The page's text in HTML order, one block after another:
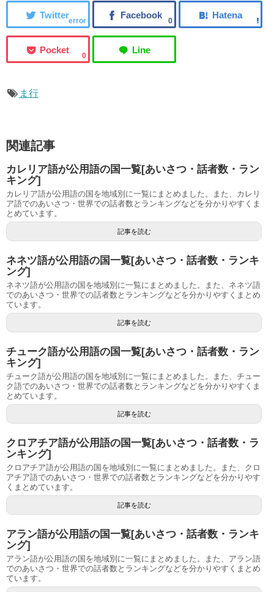
error 0
0
ま行
関連記事
カレリア語が公用語の国一覧[あいさつ・話者数・ラン
キング]
カレリア語が公用語の国を地域別に一覧にまとめました。また、カレリ
ア語でのあいさつ・世界での話者数とランキングなどを分かりやすくま
とめています。
記事を読む
ネネツ語が公用語の国一覧[あいさつ・話者数・ランキ
ング]
ネネツ語が公用語の国を地域別に一覧にまとめました。また、ネネツ語
でのあいさつ・世界での話者数とランキングなどを分かりやすくまとめ
ています。
記事を読む
チューク語が公用語の国一覧[あいさつ・話者数・ラン
キング]
チューク語が公用語の国を地域別に一覧にまとめました。また、チュー
ク語でのあいさつ・世界での話者数とランキングなどを分かりやすくま
とめています。
記事を読む
クロアチア語が公用語の国一覧[あいさつ・話者数・ラ
ンキング]
クロアチア語が公用語の国を地域別に一覧にまとめました。また、クロ
アチア語でのあいさつ・世界での話者数とランキングなどを分かりやす
くまとめています。
記事を読む
アラン語が公用語の国一覧[あいさつ・話者数・ランキ
ング]
アラン語が公用語の国を地域別に一覧にまとめました。また、アラン語
でのあいさつ・世界での話者数とランキングなどを分かりやすくまとめ
ています。